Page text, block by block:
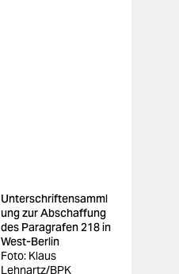
Unterschriftensamml
ung zur Abschaffung
des Paragrafen 218 in
West-Berlin
Foto: Klaus
Lehnartz/BPK